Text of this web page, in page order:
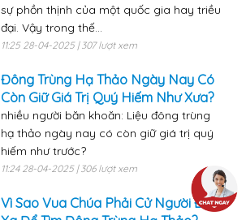
sự phồn thịnh của một quốc gia hay triều
đại. Vậy trong thế...
11:25 28-04-2025 | 307 lượt xem
Đông Trùng Hạ Thảo Ngày Nay Có
Còn Giữ Giá Trị Quý Hiếm Như Xưa?
nhiều người băn khoăn: Liệu đông trùng
hạ thảo ngày nay có còn giữ giá trị quý
hiếm như trước?
11:24 28-04-2025 | 306 lượt xem
Vì Sao Vua Chúa Phải Cử Người Đi